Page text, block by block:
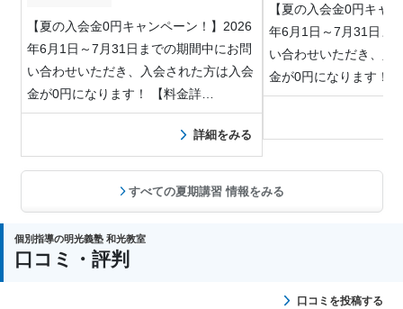
【夏の入会金0円キャンペーン！】2026
年6月1日～7月31日までの期間中にお問
い合わせいただき、入会された方は入会
金が0円になります！ 【料金詳…
詳細をみる
【夏の入会金0円キャ
年6月1日～7月31日ま
い合わせいただき、入
金が0円になります！
すべての夏期講習 情報をみる
個別指導の明光義塾 和光教室
口コミ・評判
口コミを投稿する